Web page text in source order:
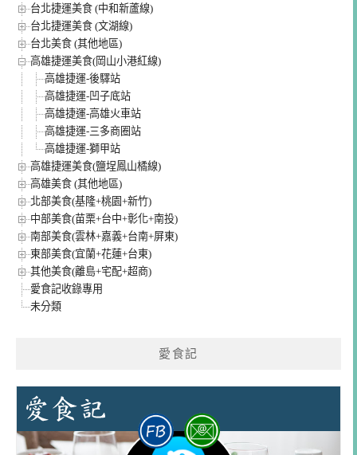
台北捷運美食 (中和新蘆線)
台北捷運美食 (文湖線)
台北美食 (其他地區)
高雄捷運美食(岡山小港紅線)
高雄捷運-後驛站
高雄捷運-凹子底站
高雄捷運-高雄火車站
高雄捷運-三多商圈站
高雄捷運-獅甲站
高雄捷運美食(鹽埕鳳山橘線)
高雄美食 (其他地區)
北部美食(基隆+桃園+新竹)
中部美食(苗栗+台中+彰化+南投)
南部美食(雲林+嘉義+台南+屏東)
東部美食(宜蘭+花蓮+台東)
其他美食(離島+宅配+超商)
愛食記收錄專用
未分類
愛食記